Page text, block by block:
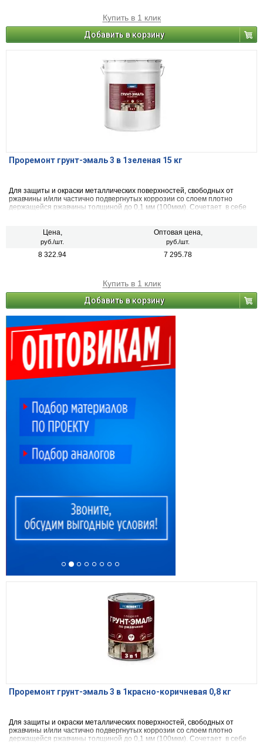
Купить в 1 клик
Добавить в корзину
Проремонт грунт-эмаль 3 в 1зеленая 15 кг
Для защиты и окраски металлических поверхностей, свободных от
ржавчины и/или частично подвергнутых коррозии со слоем плотно
держащейся ржавчины толщиной до 0,1 мм (100мкм). Сочетает в себе
деревянным и другим поверхностям изделий, подвергающихся
атмосферным воздействиям и/или эксплуатируемых внутри помещений
высыхания не оказывает вредного воздействия на организм человека.
Цена,
руб./шт.
Оптовая цена,
руб./шт.
8 322.94 7 295.78
Купить в 1 клик
Добавить в корзину
Проремонт грунт-эмаль 3 в 1красно-коричневая 0,8 кг
Для защиты и окраски металлических поверхностей, свободных от
ржавчины и/или частично подвергнутых коррозии со слоем плотно
держащейся ржавчины толщиной до 0,1 мм (100мкм). Сочетает в себе